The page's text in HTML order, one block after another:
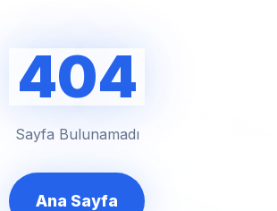
404
Sayfa Bulunamadı
Ana Sayfa